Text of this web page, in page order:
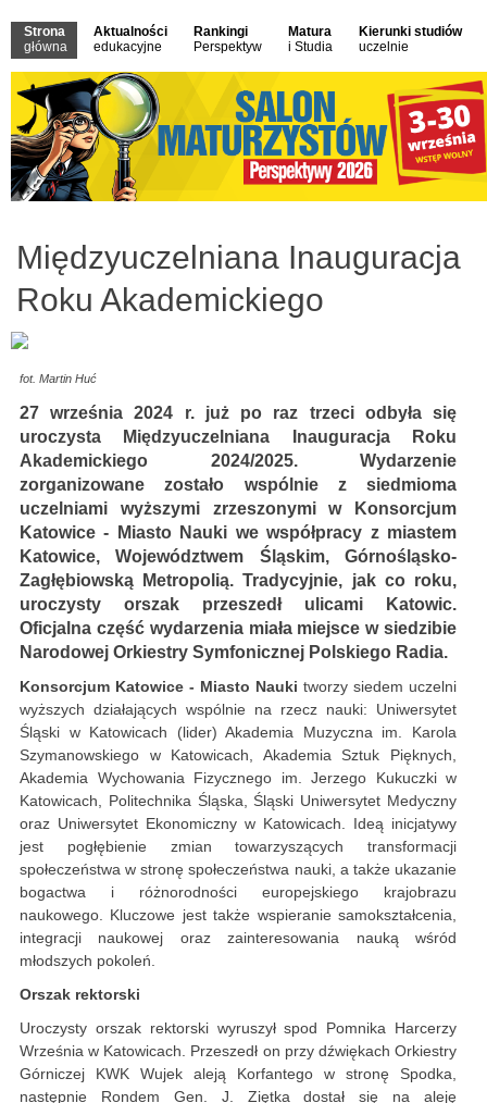
Strona
główna
Aktualności
edukacyjne
Rankingi
Perspektyw
Matura
i Studia
Kierunki studiów
uczelnie
Międzyuczelniana Inauguracja
Roku Akademickiego
fot. Martin Huć
27 września 2024 r. już po raz trzeci odbyła się
uroczysta Międzyuczelniana Inauguracja Roku
Akademickiego 2024/2025. Wydarzenie
zorganizowane zostało wspólnie z siedmioma
uczelniami wyższymi zrzeszonymi w Konsorcjum
Katowice - Miasto Nauki we współpracy z miastem
Katowice, Województwem Śląskim, Górnośląsko-
Zagłębiowską Metropolią. Tradycyjnie, jak co roku,
uroczysty orszak przeszedł ulicami Katowic.
Oficjalna część wydarzenia miała miejsce w siedzibie
Narodowej Orkiestry Symfonicznej Polskiego Radia.
Konsorcjum Katowice - Miasto Nauki tworzy siedem uczelni
wyższych działających wspólnie na rzecz nauki: Uniwersytet
Śląski w Katowicach (lider) Akademia Muzyczna im. Karola
Szymanowskiego w Katowicach, Akademia Sztuk Pięknych,
Akademia Wychowania Fizycznego im. Jerzego Kukuczki w
Katowicach, Politechnika Śląska, Śląski Uniwersytet Medyczny
oraz Uniwersytet Ekonomiczny w Katowicach. Ideą inicjatywy
jest pogłębienie zmian towarzyszących transformacji
społeczeństwa w stronę społeczeństwa nauki, a także ukazanie
bogactwa i różnorodności europejskiego krajobrazu
naukowego. Kluczowe jest także wspieranie samokształcenia,
integracji naukowej oraz zainteresowania nauką wśród
młodszych pokoleń.
Orszak rektorski
Uroczysty orszak rektorski wyruszył spod Pomnika Harcerzy
Września w Katowicach. Przeszedł on przy dźwiękach Orkiestry
Górniczej KWK Wujek aleją Korfantego w stronę Spodka,
następnie Rondem Gen. J. Ziętka dostał się na aleję